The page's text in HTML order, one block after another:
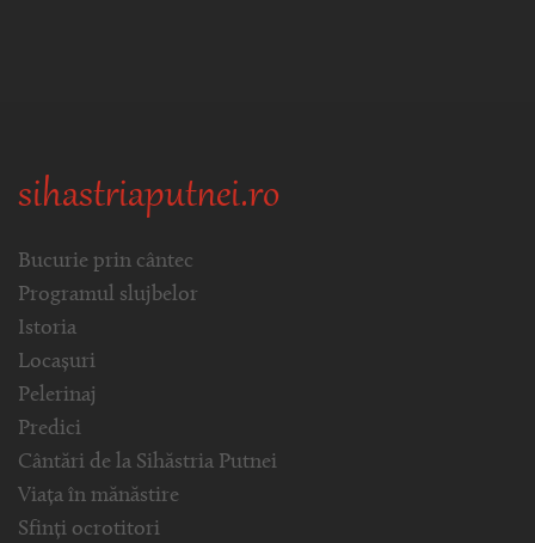
sihastriaputnei.ro
Bucurie prin cântec
Programul slujbelor
Istoria
Locașuri
Pelerinaj
Predici
Cântări de la Sihăstria Putnei
Viața în mănăstire
Sfinți ocrotitori